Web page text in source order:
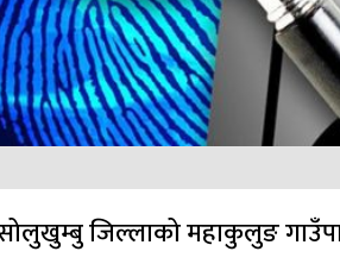
जिल्लाको महाकुलुङ